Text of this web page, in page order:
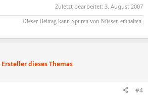
Zuletzt bearbeitet: 3. August 2007
Dieser Beitrag kann Spuren von Nüssen enthalten.​
Ersteller dieses Themas
#4